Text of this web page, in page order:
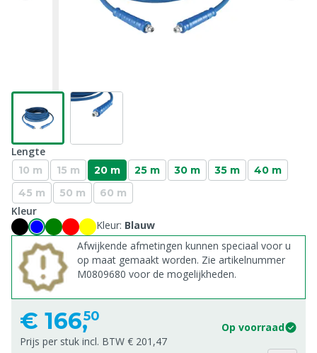
Lengte
10 m 15 m 20 m 25 m 30 m 35 m
40 m
45 m
50 m 60 m
Kleur
Kleur: Blauw
Afwijkende afmetingen kunnen speciaal voor u
op maat gemaakt worden. Zie artikelnummer
M0809680 voor de mogelijkheden.
€ 166,50
Op voorraad
Prijs per stuk incl. BTW € 201,47